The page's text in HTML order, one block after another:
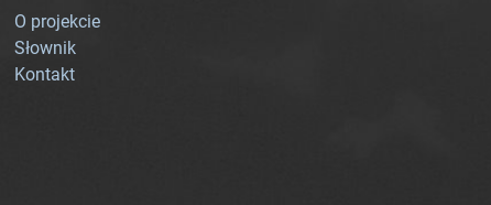
O projekcie
Słownik
Kontakt